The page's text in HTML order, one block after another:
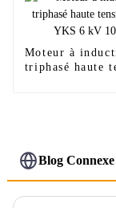
Moteur à
triphasé haute
Blog Connexe